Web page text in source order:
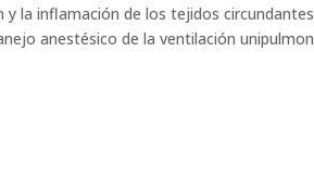
la inflamación de los tejidos
anestésico de la ventilación